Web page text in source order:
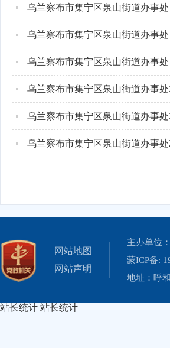
乌兰察布市集宁区泉山街道办事
乌兰察布市集宁区泉山街道办事
乌兰察布市集宁区泉山街道办事
乌兰察布市集宁区泉山街道办事
乌兰察布市集宁区泉山街道办事
乌兰察布市集宁区泉山街道办事
网站地图
网站声明
主办单位
蒙ICP备:
地址：呼
站长统计 站长统计